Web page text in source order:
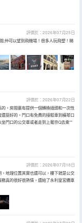
評價於：2026年07月25日
,仲可以望到飛機場！很多人玩飛塑！睇
評價於：2026年07月22日
。房間裏有提供一個轉換插頭和一次性
挺好的。門口有免費的接駁車到橫琴口
門口的公交車或者走到上葡京Q去乘**
評價於：2026年07月18日
地理位置其實也還可以，樓下就是公交
真的很好很熱情，還給了永利皇宮纜車